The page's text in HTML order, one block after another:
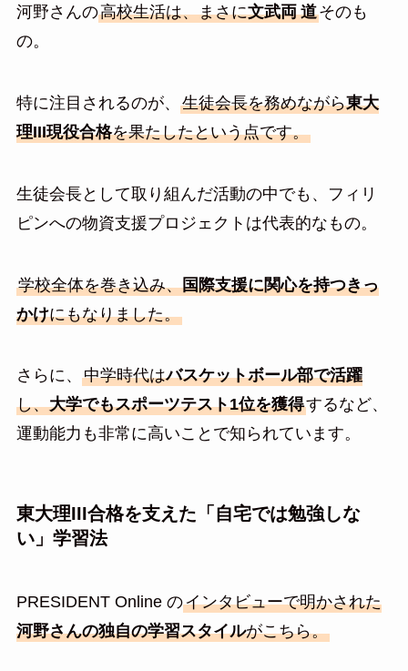
河野さんの高校生活は、まさに文武両 道そのも
の。
特に注目されるのが、 生徒会長を務めながら東大
理III現役合格を果たしたという点です。
生徒会長として取り組んだ活動の中でも、フィリ
ピンへの物資支援プロジェクトは代表的なもの。
学校全体を巻き込み、国際支援に関心を持つきっ
かけにもなりました。
さらに、 中学時代はバスケットボール部で活躍
し、大学でもスポーツテスト1位を獲得するなど、
運動能力も非常に高いことで知られています。
東大理III合格を支えた「自宅では勉強しな
い」学習法
PRESIDENT Online のインタビューで明かされた
河野さんの独自の学習スタイルがこちら。